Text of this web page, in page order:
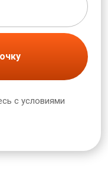
с условиями